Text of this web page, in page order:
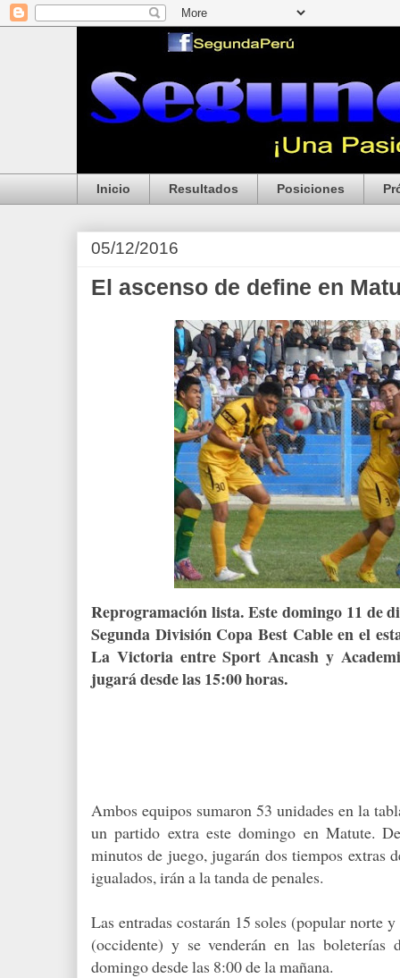
Inicio Resultados Posiciones
05/12/2016
El ascenso de define en
Reprogramación lista. Este domingo 11 de
Segunda División Copa Best Cable en el
La Victoria entre Sport Ancash y
jugará desde las 15:00 horas.
Ambos equipos sumaron 53 unidades en la
un partido extra este domingo en Matute.
minutos de juego, jugarán dos tiempos extras
igualados, irán a la tanda de penales.
Las entradas costarán 15 soles (popular norte
(occidente) y se venderán en las
domingo desde las 8:00 de la mañana.